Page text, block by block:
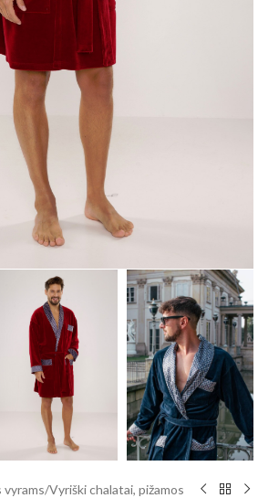
/Vyriški chalatai, pižamos